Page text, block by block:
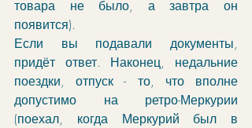
товара не было, а завтра он
появится).
Если вы подавали документы,
придёт ответ. Наконец, недальние
поездки, отпуск - то, что вполне
допустимо на ретро-Меркурии
(поехал, когда Меркурий был в